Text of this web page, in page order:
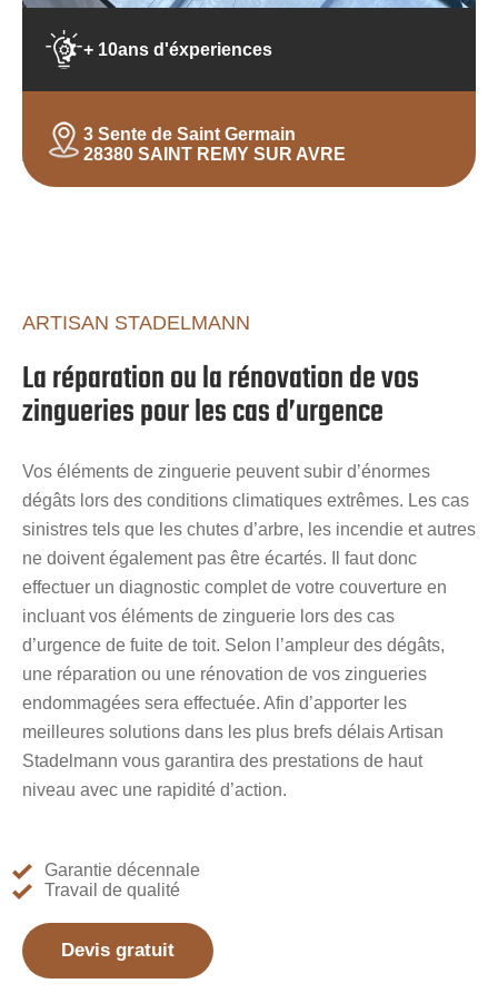
+ 10ans d'éxperiences
3 Sente de Saint Germain
28380 SAINT REMY SUR AVRE
ARTISAN STADELMANN
La réparation ou la rénovation de vos
zingueries pour les cas d’urgence
Vos éléments de zinguerie peuvent subir d’énormes
dégâts lors des conditions climatiques extrêmes. Les cas
sinistres tels que les chutes d’arbre, les incendie et autres
ne doivent également pas être écartés. Il faut donc
effectuer un diagnostic complet de votre couverture en
incluant vos éléments de zinguerie lors des cas
d’urgence de fuite de toit. Selon l’ampleur des dégâts,
une réparation ou une rénovation de vos zingueries
endommagées sera effectuée. Afin d’apporter les
meilleures solutions dans les plus brefs délais Artisan
Stadelmann vous garantira des prestations de haut
niveau avec une rapidité d’action.
Garantie décennale
Travail de qualité
Devis gratuit